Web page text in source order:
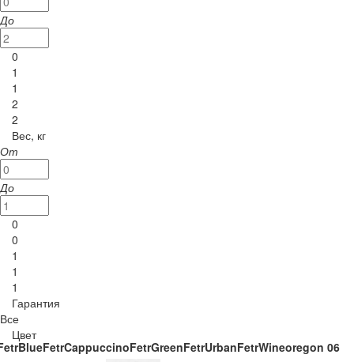
До
0
1
1
2
2
Вес, кг
От
До
0
0
1
1
1
Гарантия
Все
Цвет
FetrCappuccinoFetrGreenFetrUrbanFetrWineoregon 06